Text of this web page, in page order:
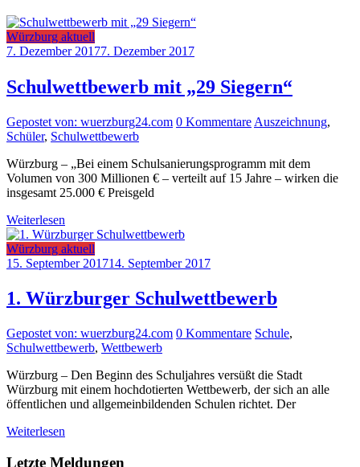
Würzburg aktuell
7. Dezember 20177. Dezember 2017
Schulwettbewerb mit „29 Siegern“
Gepostet von: wuerzburg24.com 0 Kommentare Auszeichnung,
Schüler, Schulwettbewerb
Würzburg – „Bei einem Schulsanierungsprogramm mit dem
Volumen von 300 Millionen € – verteilt auf 15 Jahre – wirken die
insgesamt 25.000 € Preisgeld
Weiterlesen
Würzburg aktuell
15. September 201714. September 2017
1. Würzburger Schulwettbewerb
Gepostet von: wuerzburg24.com 0 Kommentare Schule,
Schulwettbewerb, Wettbewerb
Würzburg – Den Beginn des Schuljahres versüßt die Stadt
Würzburg mit einem hochdotierten Wettbewerb, der sich an alle
öffentlichen und allgemeinbildenden Schulen richtet. Der
Weiterlesen
Letzte Meldungen